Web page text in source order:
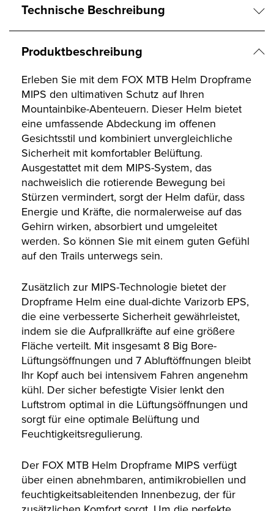
Technische Beschreibung
Produktbeschreibung
Erleben Sie mit dem FOX MTB Helm Dropframe
MIPS den ultimativen Schutz auf Ihren
Mountainbike-Abenteuern. Dieser Helm bietet
eine umfassende Abdeckung im offenen
Gesichtsstil und kombiniert unvergleichliche
Sicherheit mit komfortabler Belüftung.
Ausgestattet mit dem MIPS-System, das
nachweislich die rotierende Bewegung bei
Stürzen vermindert, sorgt der Helm dafür, dass
Energie und Kräfte, die normalerweise auf das
Gehirn wirken, absorbiert und umgeleitet
werden. So können Sie mit einem guten Gefühl
auf den Trails unterwegs sein.
Zusätzlich zur MIPS-Technologie bietet der
Dropframe Helm eine dual-dichte Varizorb EPS,
die eine verbesserte Sicherheit gewährleistet,
indem sie die Aufprallkräfte auf eine größere
Fläche verteilt. Mit insgesamt 8 Big Bore-
Lüftungsöffnungen und 7 Abluftöffnungen bleibt
Ihr Kopf auch bei intensivem Fahren angenehm
kühl. Der sicher befestigte Visier lenkt den
Luftstrom optimal in die Lüftungsöffnungen und
sorgt für eine optimale Belüftung und
Feuchtigkeitsregulierung.
Der FOX MTB Helm Dropframe MIPS verfügt
über einen abnehmbaren, antimikrobiellen und
feuchtigkeitsableitenden Innenbezug, der für